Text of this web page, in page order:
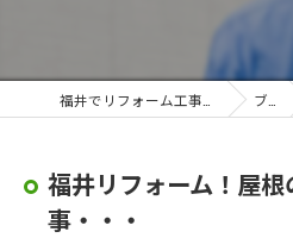
ブログ
福井リフォーム！屋
事・・・